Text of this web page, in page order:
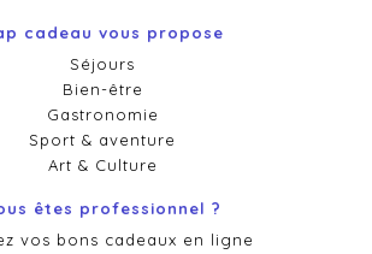
cadeau vous propose
Séjours
Bien-être
Gastronomie
Sport & aventure
Art & Culture
êtes professionnel ?
vos bons cadeaux en ligne